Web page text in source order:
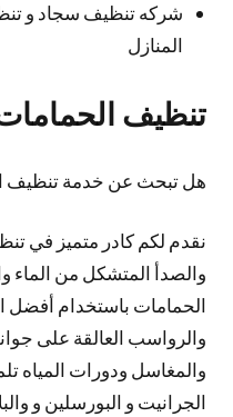
شركه تنظيف سجاد و
المنازل
تنظيف
هل تبحث عن خدمة تنظيف
نقدم لكم كادر متميز في
والصدأ المتشكل من الماء
الحمامات باستخدام أفضل
والرواسب العالقة على
والمغاسل ودورات المياه
الجرانيت و البورسلين و